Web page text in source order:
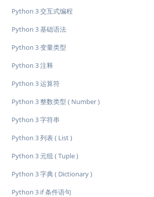
Python 3 交互式编程
Python 3 基础语法
Python 3 变量类型
Python 3 注释
Python 3 运算符
Python 3 整数类型 ( Number )
Python 3 字符串
Python 3 列表 ( List )
Python 3 元组 ( Tuple )
Python 3 字典 ( Dictionary )
Python 3 if 条件语句